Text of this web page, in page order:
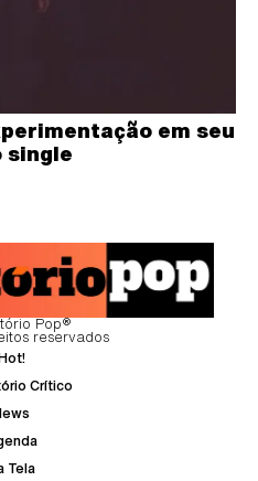
em seu
single
Pop®
reservados
Crítico
Tela